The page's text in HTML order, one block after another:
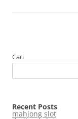
Cari
Recent Posts
mahjong slot